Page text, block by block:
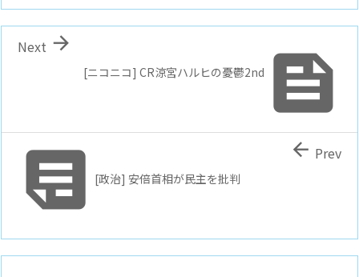

[ニコニコ] CR涼宮ハルヒの憂鬱2nd

Next
[政治] 安倍首相が民主を批判
 Prev